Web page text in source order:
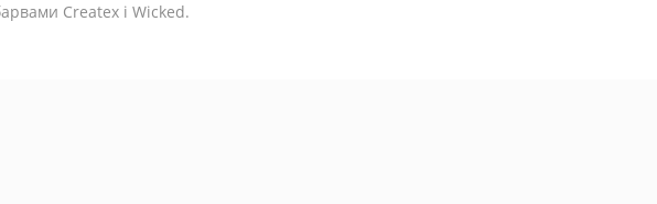
Createx і Wicked.